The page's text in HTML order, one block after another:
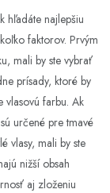
hľadáte najlepšiu
faktorov. Prvým
mali by ste vybrať
prísady, ktoré by
vlasovú farbu. Ak
určené pre tmavé
vlasy, mali by ste
nižší obsah
aj zloženiu